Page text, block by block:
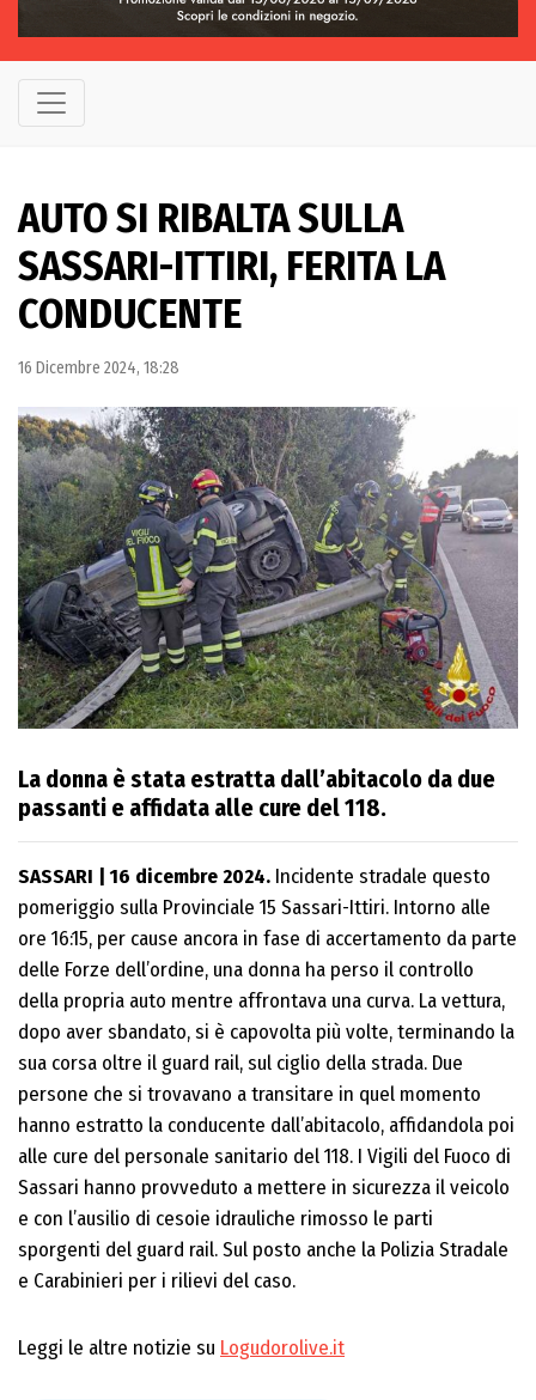
AUTO SI RIBALTA SULLA
SASSARI-ITTIRI, FERITA LA
CONDUCENTE
16 Dicembre 2024, 18:28
La donna è stata estratta dall’abitacolo da due
passanti e affidata alle cure del 118.
SASSARI | 16 dicembre 2024. Incidente stradale questo
pomeriggio sulla Provinciale 15 Sassari-Ittiri. Intorno alle
ore 16:15, per cause ancora in fase di accertamento da parte
delle Forze dell’ordine, una donna ha perso il controllo
della propria auto mentre affrontava una curva. La vettura,
dopo aver sbandato, si è capovolta più volte, terminando la
sua corsa oltre il guard rail, sul ciglio della strada. Due
persone che si trovavano a transitare in quel momento
hanno estratto la conducente dall’abitacolo, affidandola poi
alle cure del personale sanitario del 118. I Vigili del Fuoco di
Sassari hanno provveduto a mettere in sicurezza il veicolo
e con l’ausilio di cesoie idrauliche rimosso le parti
sporgenti del guard rail. Sul posto anche la Polizia Stradale
e Carabinieri per i rilievi del caso.
Leggi le altre notizie su Logudorolive.it